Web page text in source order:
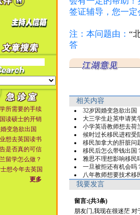
所需要的手续
读硕士的开销
变急欲出国
想去英国读书
是否真的可信
留学怎么做？
想今年去英国
更多
签证辅导，您一
注：本问题由： “
答
相关内容
32岁因婚变急欲出国
大三学生赴英申请奖
小学英语教师想去荷
候时过长移民进程受
移民加拿大的肝脏问
移民后怎么带钱出国
雅思不理想影响移民
一旦被拒还有机会吗
八年教师想要技术移
我要发言
留言:(共3条)
朋友门,我现在很迷茫 对